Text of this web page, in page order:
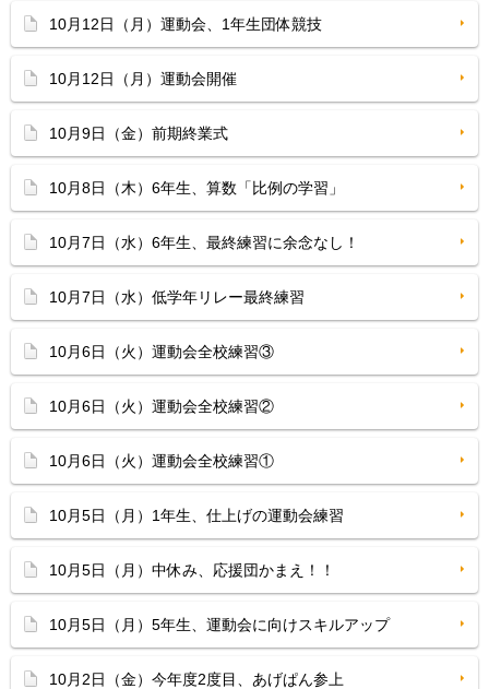
10月12日（月）運動会、1年生団体競技
10月12日（月）運動会開催
10月9日（金）前期終業式
10月8日（木）6年生、算数「比例の学習」
10月7日（水）6年生、最終練習に余念なし！
10月7日（水）低学年リレー最終練習
10月6日（火）運動会全校練習③
10月6日（火）運動会全校練習②
10月6日（火）運動会全校練習①
10月5日（月）1年生、仕上げの運動会練習
10月5日（月）中休み、応援団かまえ！！
10月5日（月）5年生、運動会に向けスキルアップ
10月2日（金）今年度2度目、あげぱん参上